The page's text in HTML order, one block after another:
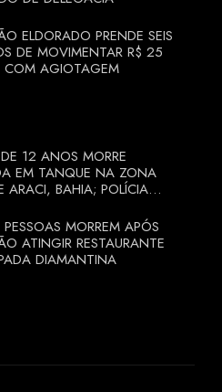
ELDORADO PRENDE SEIS
DE MOVIMENTAR R$ 25
COM AGIOTAGEM
12 ANOS MORRE
EM TANQUE NA ZONA
ARACI, BAHIA; POLÍCIA
MORREM APÓS
ATINGIR RESTAURANTE
DIAMANTINA